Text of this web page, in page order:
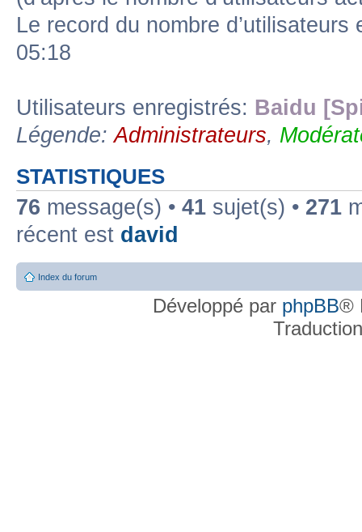
Le record du nombre
05:18
Utilisateurs enregistrés: Baidu
Légende:Administrateurs,
STATISTIQUES
76 message(s) • 41 sujet(s) • 271
récent est david
Index du forum
Développé par phpBB®